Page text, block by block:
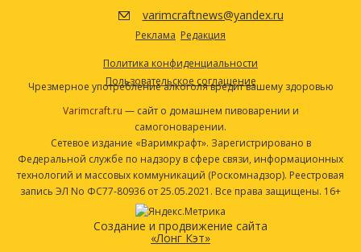
California Ale (White Labs #WLP001)
Корень лакрицы
Таблетки Whirlfloc
Посмотреть рецепт полностью
varimcraftnews@yandex.ru
Реклама Редакция
Политика конфиденциальности
Пользовательское соглашение
Чрезмерное употребление алкоголя вредит вашему здоровью
Varimcraft.ru — сайт о домашнем пивоварении и
самогоноварении.
Сетевое издание «Варимкрафт». Зарегистрировано в
Федеральной службе по надзору в сфере связи, информационных
технологий и массовых коммуникаций (Роскомнадзор). Реестровая
запись ЭЛ No ФС77-80936 от 25.05.2021. Все права защищены. 16+
Создание и продвижение сайта
«Лонг Кэт»